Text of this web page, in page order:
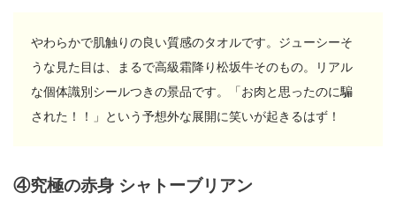
やわらかで肌触りの良い質感のタオルです。ジューシーそ
うな見た目は、まるで高級霜降り松坂牛そのもの。リアル
な個体識別シールつきの景品です。「お肉と思ったのに騙
された！！」という予想外な展開に笑いが起きるはず！
④究極の赤身 シャトーブリアン